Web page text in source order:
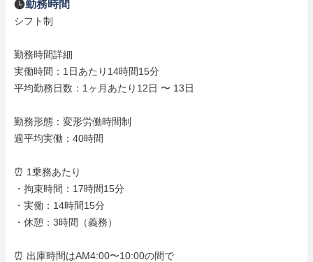
勤務時間
シフト制
勤務時間詳細
実働時間：1日あたり14時間15分
平均勤務日数：1ヶ月あたり12日 〜 13日
勤務形態：変形労働時間制
週平均実働：40時間
⏰ 1乗務あたり
・拘束時間：17時間15分
・実働：14時間15分
・休憩：3時間（義務）
⏰ 出庫時間はAM4:00〜10:00の間で